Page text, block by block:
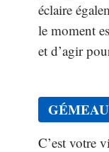
éclaire
le moment
et d’agir
C’est votre